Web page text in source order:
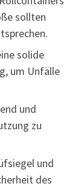
sollten
solide
um Unfälle
und
zu
und
des